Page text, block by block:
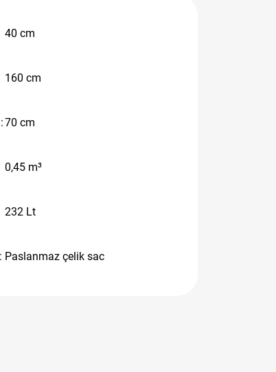
40 cm
160 cm
70 cm
0,45 m³
232 Lt
Paslanmaz çelik sac